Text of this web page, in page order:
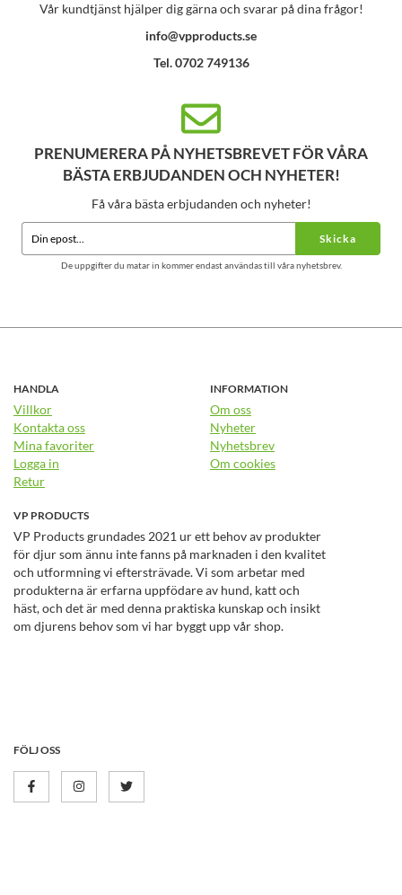
Vår kundtjänst hjälper dig gärna och svarar på dina frågor!
info@vpproducts.se
Tel. 0702 749136
PRENUMERERA PÅ NYHETSBREVET FÖR VÅRA
BÄSTA ERBJUDANDEN OCH NYHETER!
Få våra bästa erbjudanden och nyheter!
Skicka
De uppgifter du matar in kommer endast användas till våra nyhetsbrev.
HANDLA
Villkor
Kontakta oss
Mina favoriter
Logga in
Retur
INFORMATION
Om oss
Nyheter
Nyhetsbrev
Om cookies
VP PRODUCTS
VP Products grundades 2021 ur ett behov av produkter
för djur som ännu inte fanns på marknaden i den kvalitet
och utformning vi eftersträvade. Vi som arbetar med
produkterna är erfarna uppfödare av hund, katt och
häst, och det är med denna praktiska kunskap och insikt
om djurens behov som vi har byggt upp vår shop.
FÖLJ OSS